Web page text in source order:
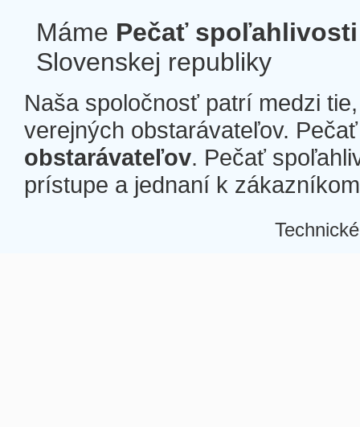
Máme Pečať spoľahlivosti
Slovenskej republiky
Naša spoločnosť patrí medzi
verejných obstarávateľov.
obstarávateľov. Pečať
prístupe a jednaní k